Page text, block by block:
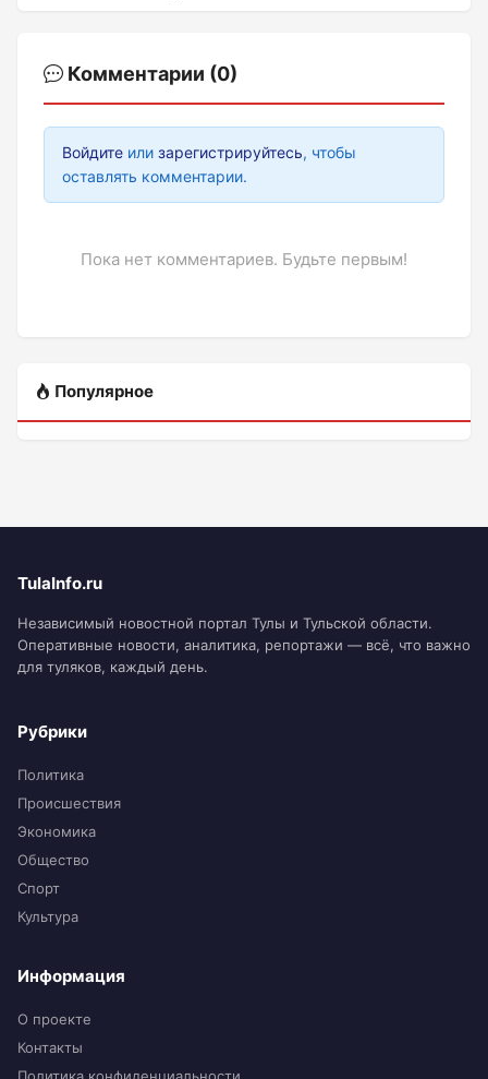
Комментарии (0)
Войдите или зарегистрируйтесь, чтобы
оставлять комментарии.
Пока нет комментариев. Будьте первым!
Популярное
TulaInfo.ru
Независимый новостной портал Тулы и Тульской области.
Оперативные новости, аналитика, репортажи — всё, что важно
для туляков, каждый день.
Рубрики
Политика
Происшествия
Экономика
Общество
Спорт
Культура
Информация
О проекте
Контакты